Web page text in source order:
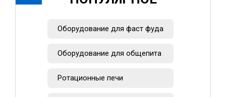
Оборудование для фаст фуда
Оборудование для общепита
Ротационные печи